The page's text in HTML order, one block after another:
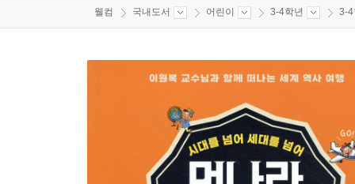
웰컴 국내도서 어린이 3-4학년 3-4